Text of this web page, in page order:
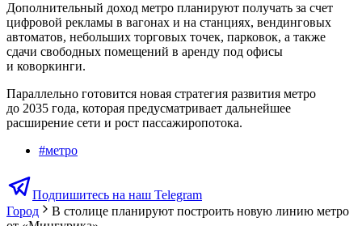
Дополнительный доход метро планируют получать за счет
цифровой рекламы в вагонах и на станциях, вендинговых
автоматов, небольших торговых точек, парковок, а также
сдачи свободных помещений в аренду под офисы
и коворкинги.
Параллельно готовится новая стратегия развития метро
до 2035 года, которая предусматривает дальнейшее
расширение сети и рост пассажиропотока.
#метро
Подпишитесь на наш Telegram
Город
В столице планируют построить новую линию метро